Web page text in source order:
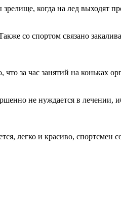
когда на лед выходят
со спортом связано
за час занятий на коньках
не нуждается в лечении,
легко и красиво, спортсмен